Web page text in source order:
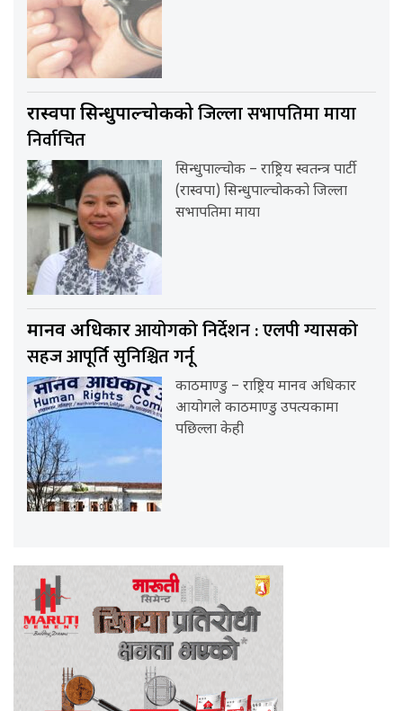
रास्वपा सिन्धुपाल्चोककोजिल्ला सभापतिमा माया
निर्वाचित
सिन्धुपाल्चोक – राष्ट्रिय स्वतन्त्र पार्टी
(रास्वपा) सिन्धुपाल्चोकको जिल्ला
सभापतिमा माया
मानव अधिकारआयोगको निर्देशन : एलपी ग्यासको
सहज आपूर्ति सुनिश्चित गर्नू
काठमाण्डु – राष्ट्रिय मानव अधिकार
आयोगले काठमाण्डु उपत्यकामा
पछिल्ला केही